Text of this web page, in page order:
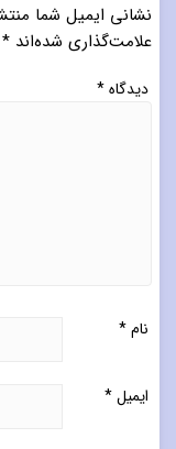
نشانی ایمیل شما
علامت‌گذاری شده‌اند *
دیدگاه*
نام*
ایمیل*